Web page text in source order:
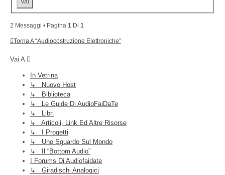
2 Messaggi • Pagina 1 Di 1
Torna A “Audiocostruzione Elettroniche”
Vai A
In Vetrina
↳ Nuovo Host
↳ Biblioteca
↳ Le Guide Di AudioFaiDaTe
↳ Libri
↳ Articoli, Link Ed Altre Risorse
↳ I Progetti
↳ Uno Sguardo Sul Mondo
↳ Il “Bottom Audio”
I Forums Di Audiofaidate
↳ Giradischi Analogici